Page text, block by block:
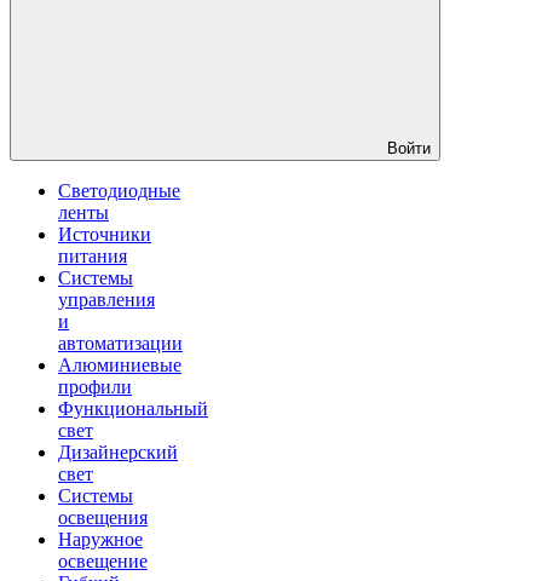
Войти
Светодиодные
ленты
Источники
питания
Системы
управления
и
автоматизации
Алюминиевые
профили
Функциональный
свет
Дизайнерский
свет
Системы
освещения
Наружное
освещение